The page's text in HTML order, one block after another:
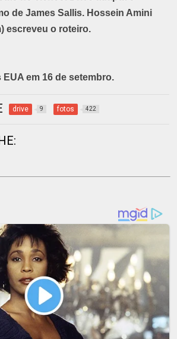
de James Sallis. Hossein Amini
escreveu o roteiro.
em 16 de setembro.
drive 9 fotos 422